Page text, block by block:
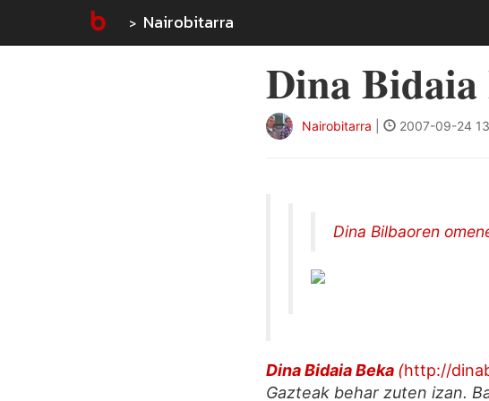
Nairobitarra
Dina Bidaia
Nairobitarra 2007-09-24
Dina Bilbaoren
Dina Bidaia Beka (http://
Gazteak behar zuten izan.